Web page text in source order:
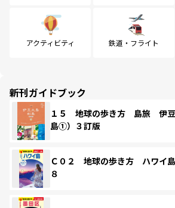
アクティビティ 鉄道・フライト
新刊ガイドブック
１５ 地球の歩き方 島旅 伊
島①）３訂版
Ｃ０２ 地球の歩き方 ハワイ
８